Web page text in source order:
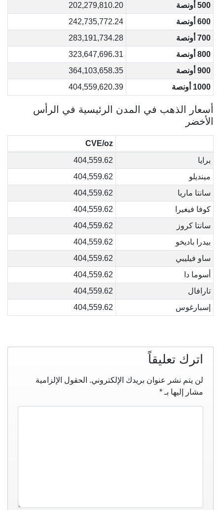
500 أونصة
202,279,810.20
600 أونصة
242,735,772.24
700 أونصة
283,191,734.28
800 أونصة
323,647,696.31
900 أونصة
364,103,658.35
1000 أونصة
404,559,620.39
أسعار الذهب في المدن الرئيسية في الرأس
الأخضر
CVE/oz
برايا
404,559.62
مينديلو
404,559.62
سانتا ماريا
404,559.62
كوفا فيغيرا
404,559.62
سانتا كروز
404,559.62
بيدرا باديخو
404,559.62
ساو فيليبي
404,559.62
أسوما دا
404,559.62
تارافال
404,559.62
إسبارغوس
404,559.62
اترك تعليقاً
لن يتم نشر عنوان بريدك الإلكتروني. الحقول الإلزامية
مشار إليها بـ *